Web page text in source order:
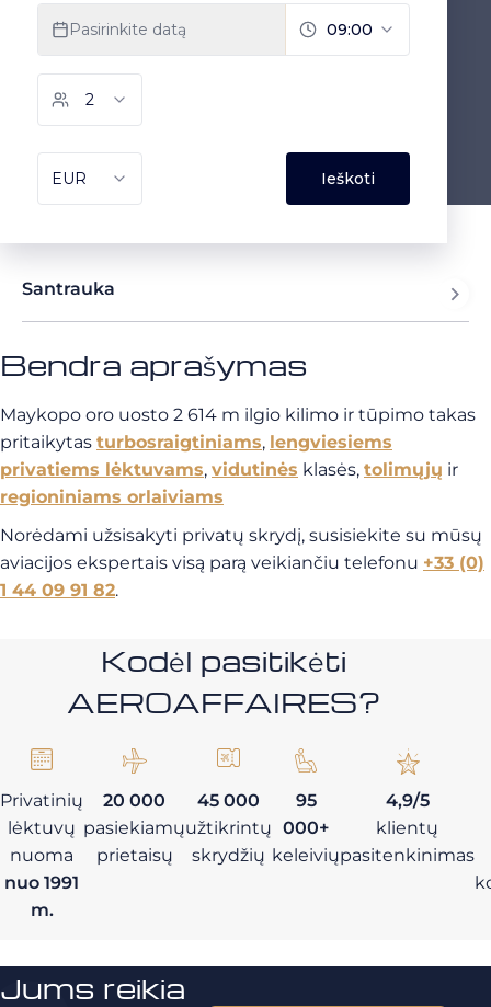
Santrauka
Bendra aprašymas
Maykopo oro uosto 2 614 m ilgio kilimo ir tūpimo takas
pritaikytas turbosraigtiniams, lengviesiems
privatiems lėktuvams, vidutinės klasės, tolimųjų ir
regioniniams orlaiviams
Norėdami užsisakyti privatų skrydį, susisiekite su mūsų
aviacijos ekspertais visą parą veikiančiu telefonu +33 (0)
1 44 09 91 82.
Kodėl pasitikėti
AEROAFFAIRES?
Privatinių
lėktuvų
nuoma
nuo 1991
m.
20 000
pasiekiamų
prietaisų
45 000
užtikrintų
skrydžių
95
000+
keleivių
4,9/5
klientų
pasitenkinimas
Jums reikia